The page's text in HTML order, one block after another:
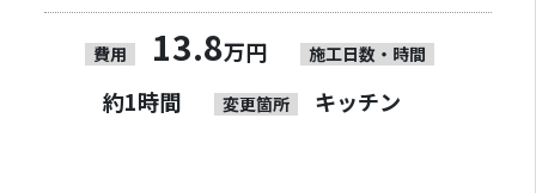
費用 13.8万円 施工日数・時間
約1時間 変更箇所 キッチン